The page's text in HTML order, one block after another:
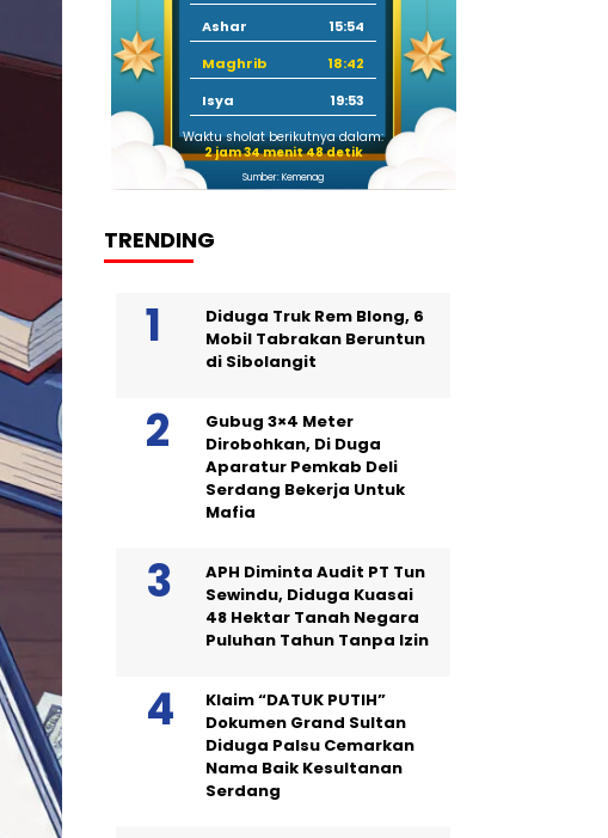
Ashar
15:54
Maghrib
18:42
Isya
19:53
Waktu sholat berikutnya dalam:
2 jam 34 menit 47 detik
Sumber: Kemenag
TRENDING
Diduga Truk Rem Blong, 6
Mobil Tabrakan Beruntun
di Sibolangit
Gubug 3×4 Meter
Dirobohkan, Di Duga
Aparatur Pemkab Deli
Serdang Bekerja Untuk
Mafia
APH Diminta Audit PT Tun
Sewindu, Diduga Kuasai
48 Hektar Tanah Negara
Puluhan Tahun Tanpa Izin
Klaim “DATUK PUTIH”
Dokumen Grand Sultan
Diduga Palsu Cemarkan
Nama Baik Kesultanan
Serdang